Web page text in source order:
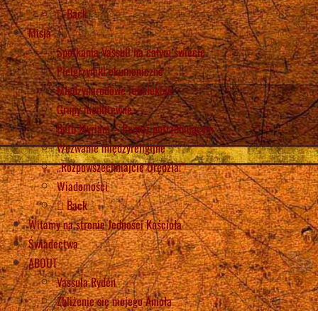
Back
Misja
Spotkania Vassuli na całym świecie
Pielgrzymki ekumeniczne
Międzynarodowe rekolekcje
Grupy modlitewne
Beth Myriam – Pomóż potrzebującym
Wezwanie międzyreligijne
„Rozpowszechniajcie Orędzia!”
Wiadomości
Back
Witamy na stronie Jedności Kościoła
Świadectwa
ABOUT
Vassula Rydén
Zbliżenie się mojego Anioła